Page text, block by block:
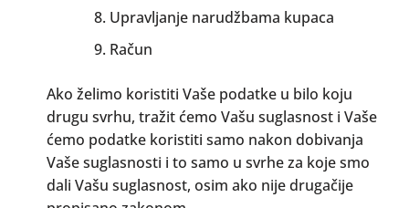
Upravljanje narudžbama kupaca
Račun
Ako želimo koristiti Vaše podatke u bilo koju
drugu svrhu, tražit ćemo Vašu suglasnost i Vaše
ćemo podatke koristiti samo nakon dobivanja
Vaše suglasnosti i to samo u svrhe za koje smo
dali Vašu suglasnost, osim ako nije drugačije